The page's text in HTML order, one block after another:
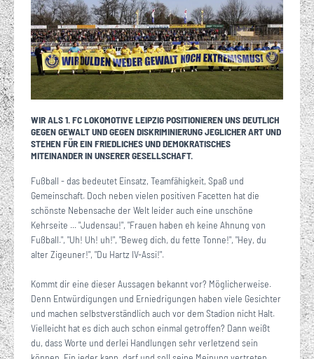
WIR ALS 1. FC LOKOMOTIVE LEIPZIG POSITIONIEREN UNS DEUTLICH
GEGEN GEWALT UND GEGEN DISKRIMINIERUNG JEGLICHER ART UND
STEHEN FÜR EIN FRIEDLICHES UND DEMOKRATISCHES
MITEINANDER IN UNSERER GESELLSCHAFT.
Fußball - das bedeutet Einsatz, Teamfähigkeit, Spaß und
Gemeinschaft. Doch neben vielen positiven Facetten hat die
schönste Nebensache der Welt leider auch eine unschöne
Kehrseite ... "Judensau!", "Frauen haben eh keine Ahnung von
Fußball.", "Uh! Uh! uh!", "Beweg dich, du fette Tonne!", "Hey, du
alter Zigeuner!", "Du Hartz IV-Assi!".
Kommt dir eine dieser Aussagen bekannt vor? Möglicherweise.
Denn Entwürdigungen und Erniedrigungen haben viele Gesichter
und machen selbstverständlich auch vor dem Stadion nicht Halt.
Vielleicht hat es dich auch schon einmal getroffen? Dann weißt
du, dass Worte und derlei Handlungen sehr verletzend sein